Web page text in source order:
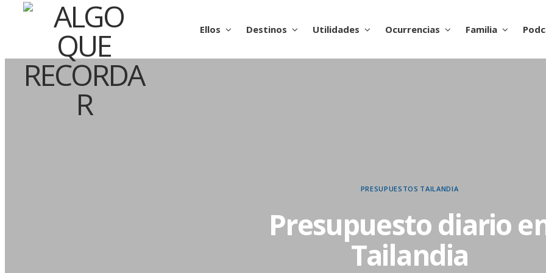
Ellos Destinos Utilidades Ocurrencias Familia
PRESUPUESTOS TAILANDIA
Presupuesto diario
Tailandia